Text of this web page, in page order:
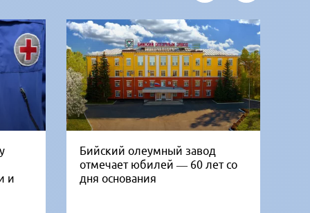
и
Бийский олеумный завод
отмечает юбилей — 60 лет со
дня основания